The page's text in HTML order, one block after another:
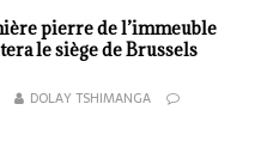
pierre de l’immeuble
le siège de Brussels
DOLAY TSHIMANGA